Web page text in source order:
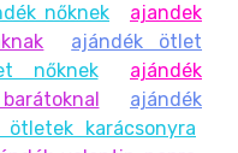
nőknek
ajandek
ajándék ötlet
nőknek
ajándék
ajándék
ötletek karácsonyra